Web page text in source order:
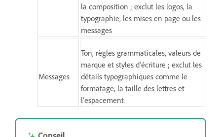
la composition ; exclut les logos, la
typographie, les mises en page ou les
messages
Messages
Ton, règles grammaticales, valeurs de
marque et styles d’écriture ; exclut les
détails typographiques comme le
formatage, la taille des lettres et
l’espacement.